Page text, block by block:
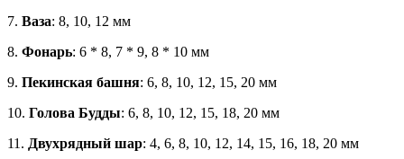
7. Ваза: 8, 10, 12 мм
8. Фонарь: 6 * 8, 7 * 9, 8 * 10 мм
9. Пекинская башня: 6, 8, 10, 12, 15, 20 мм
10. Голова Будды: 6, 8, 10, 12, 15, 18, 20 мм
11. Двухрядный шар: 4, 6, 8, 10, 12, 14, 15, 16, 18, 20 мм